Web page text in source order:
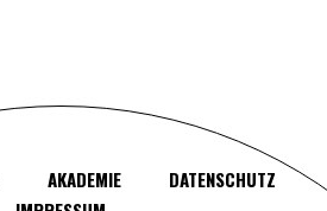
AKADEMIE
DATENSCHUTZ